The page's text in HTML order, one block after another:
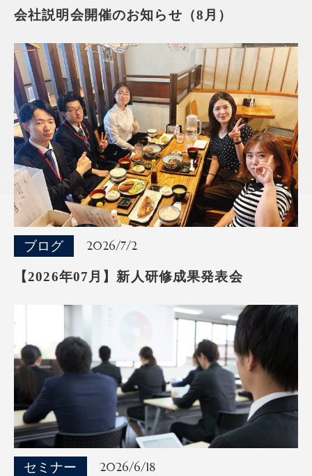
会社説明会開催のお知らせ（8月）
ブログ 2026/7/2
【2026年07月】新人研修成果発表会
セミナー 2026/6/18